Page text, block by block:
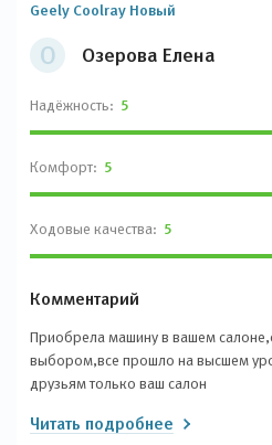
О Озерова Елена
Geely Coolray Новый
Надёжность: 5
Комфорт: 5
Ходовые качества: 5
Комментарий
Приобрела машину в вашем
выбором,все прошло на высшем
друзьям только ваш салон
Читать подробнее